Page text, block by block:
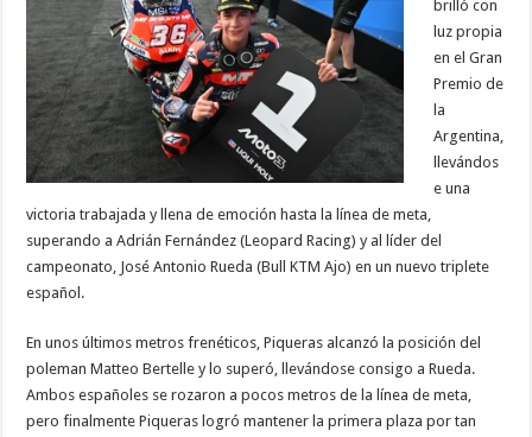
brilló con
luz propia
en el Gran
Premio de
la
Argentina,
llevándos
e una
victoria trabajada y llena de emoción hasta la línea de meta,
superando a Adrián Fernández (Leopard Racing) y al líder del
campeonato, José Antonio Rueda (Bull KTM Ajo) en un nuevo triplete
español.
En unos últimos metros frenéticos, Piqueras alcanzó la posición del
poleman Matteo Bertelle y lo superó, llevándose consigo a Rueda.
Ambos españoles se rozaron a pocos metros de la línea de meta,
pero finalmente Piqueras logró mantener la primera plaza por tan